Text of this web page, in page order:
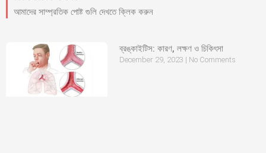
আমাদের সাম্প্রতিক পোষ্ট গুলি দেখতে ক্লিক করুন
ব্রঙ্কাইটিস: কারণ, লক্ষণ ও চিকিৎসা
December 29, 2023 No Comments